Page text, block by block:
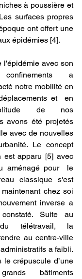
à poussière et
surfaces propres
ont offert une
épidémies [4].
l'épidémie avec son
a
notre mobilité en
et  en
de nos
avons été projetés
avec de nouvelles
Le concept
est apparu [5] avec
aménagé pour  le
classique s'est
chez soi
inverse a
Suite au
du télétravail, la
au centre-ville
a faibli.
le crépuscule d’une
bâtiments